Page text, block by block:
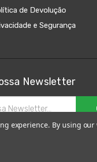
de Devolução
e Segurança
Newsletter
experience. By using